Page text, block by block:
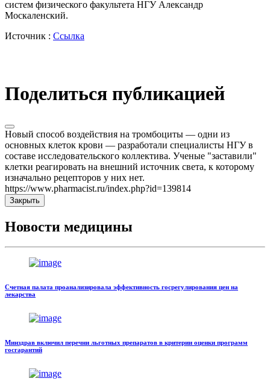
систем физического факультета НГУ Александр
Москаленский.
Источник : Ссылка
Поделиться публикацией
Новый способ воздействия на тромбоциты — одни из
основных клеток крови — разработали специалисты НГУ в
составе исследовательского коллектива. Ученые "заставили"
клетки реагировать на внешний источник света, к которому
изначально рецепторов у них нет.
https://www.pharmacist.ru/index.php?id=139814
Закрыть
Новости медицины
Счетная палата проанализировала эффективность госрегулирования цен на
лекарства
Минздрав включил перечни льготных препаратов в критерии оценки программ
госгарантий